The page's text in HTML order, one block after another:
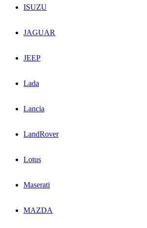
ISUZU
JAGUAR
JEEP
Lada
Lancia
LandRover
Lotus
Maserati
MAZDA